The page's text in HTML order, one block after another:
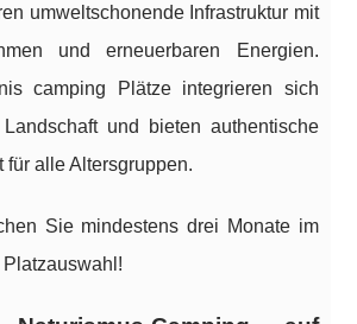
umweltschonende Infrastruktur mit
und erneuerbaren Energien.
camping Plätze integrieren sich
und bieten authentische
für alle Altersgruppen.
Sie mindestens drei Monate im